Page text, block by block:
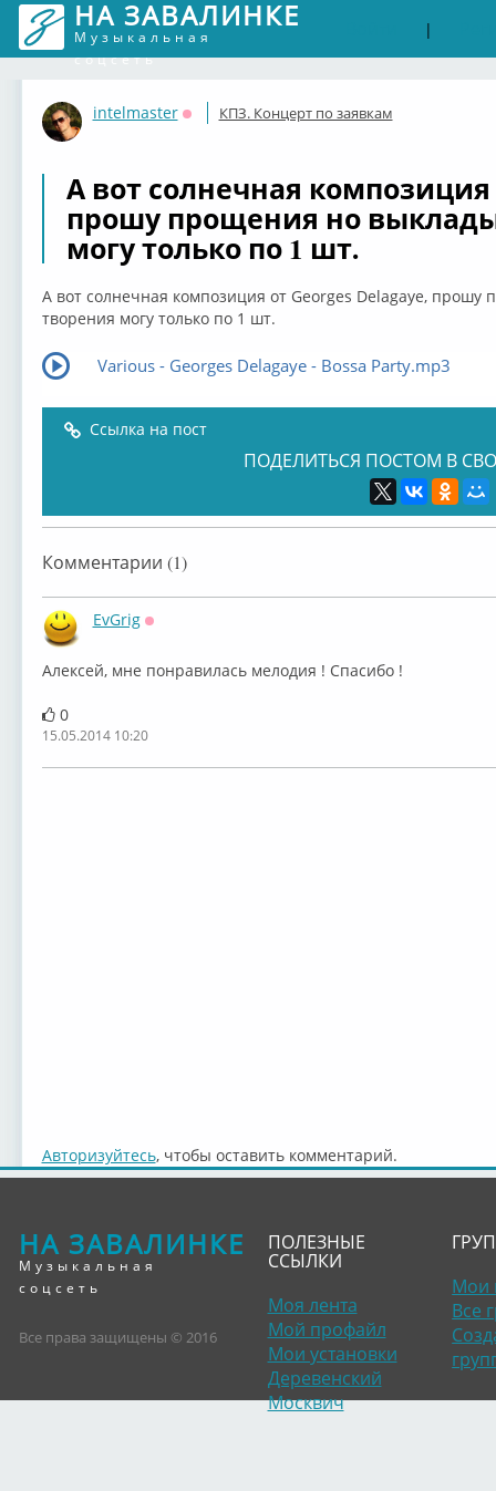
НА ЗАВАЛИНКЕ
Музыкальная
соцсеть
|
intelmaster
Оффлайн
КПЗ. Концерт по заявкам
А вот солнечная композиция
прошу прощения но
могу только по 1 шт.
А вот солнечная композиция от Georges Delagaye,
творения могу только по 1 шт.
Various - Georges Delagaye - Bossa Party.mp3
Ссылка на пост
ПОДЕЛИТЬСЯ ПОСТОМ В
Комментарии (1)
EvGrig
Алексей, мне понравилась мелодия ! Спасибо !
0
15.05.2014 10:20
Авторизуйтесь, чтобы оставить комментарий.
НА ЗАВАЛИНКЕ
Музыкальная
соцсеть
Все права защищены © 2016
ПОЛЕЗНЫЕ
ССЫЛКИ
Моя лента
Мой профайл
Мои установки
Деревенский
Москвич
Мои
Все